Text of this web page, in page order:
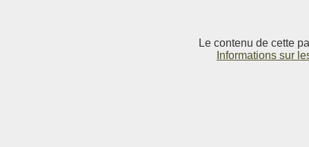
Le contenu de cette
Informations sur